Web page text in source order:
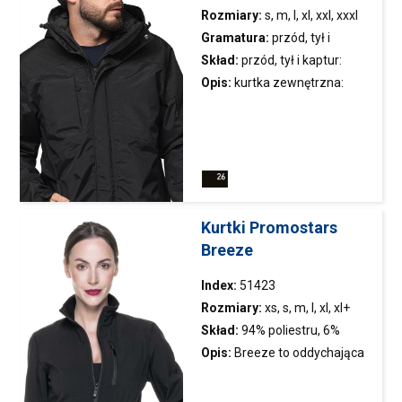
Rozmiary: s, m, l, xl, xxl, xxxl
Gramatura: przód, tył i
kaptur:160 g/m2 ; rękawy: 230
g/m2
Skład: przód, tył i kaptur:
100% poliamid; rękawy: 77%
Opis: kurtka zewnętrzna:
Kurtki Promostars
Breeze
Index: 51423
Rozmiary: xs, s, m, l, xl, xl+
Skład: 94% poliestru, 6%
elastanu; kolor 33: 100%
Opis: Breeze to oddychająca